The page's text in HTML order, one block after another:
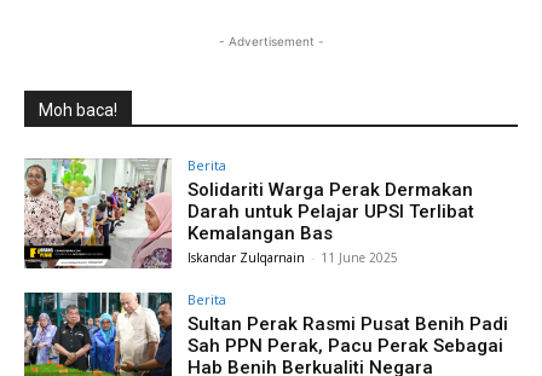
- Advertisement -
Moh baca!
Berita
Solidariti Warga Perak Dermakan
Darah untuk Pelajar UPSI Terlibat
Kemalangan Bas
Iskandar Zulqarnain - 11 June 2025
Berita
Sultan Perak Rasmi Pusat Benih Padi
Sah PPN Perak, Pacu Perak Sebagai
Hab Benih Berkualiti Negara